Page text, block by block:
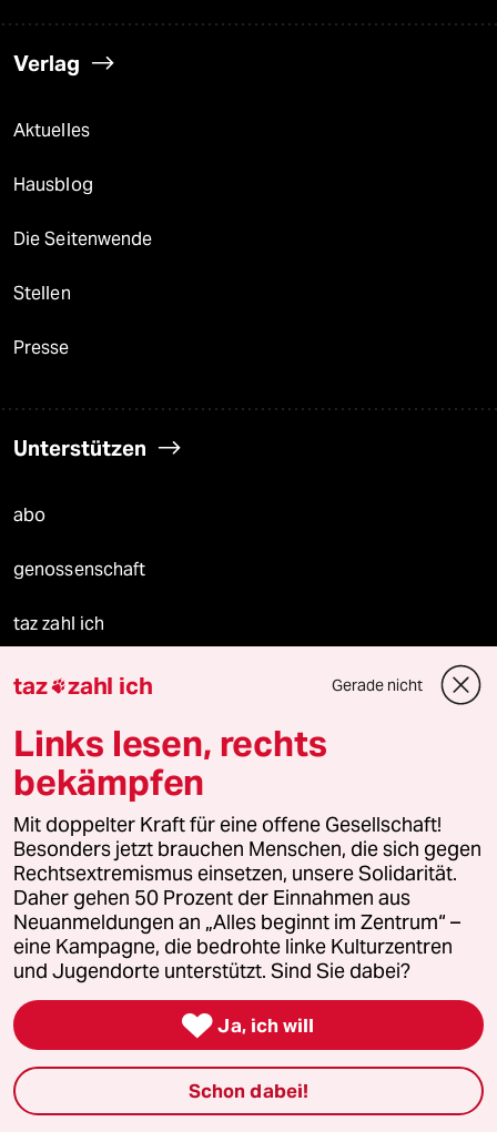
Verlag
Aktuelles
Hausblog
Die Seitenwende
Stellen
Presse
Unterstützen
abo
genossenschaft
taz zahl ich
recherchefonds ausland
panterstiftung
panterpreis 2026
Podcast
bundestalk
fernverbindung
klima update°
Mauerecho
taz zahl ich Gerade nicht
Links lesen, rechts
bekämpfen
Mit doppelter Kraft für eine offene Gesellschaft!
Besonders jetzt brauchen Menschen, die sich gegen
Rechtsextremismus einsetzen, unsere Solidarität.
Daher gehen 50 Prozent der Einnahmen aus
Neuanmeldungen an „Alles beginnt im Zentrum“ –
eine Kampagne, die bedrohte linke Kulturzentren
und Jugendorte unterstützt. Sind Sie dabei?
 Ja, ich will
Schon dabei!